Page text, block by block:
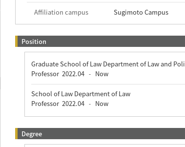
Affiliation campus Sugimoto Campus
Position
Graduate School of Law Department of Law and
Professor 2022.04 - Now
School of Law Department of Law
Professor 2022.04 - Now
Degree